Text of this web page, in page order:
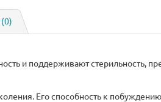
(0)
и поддерживают стерильность,
Его способность к